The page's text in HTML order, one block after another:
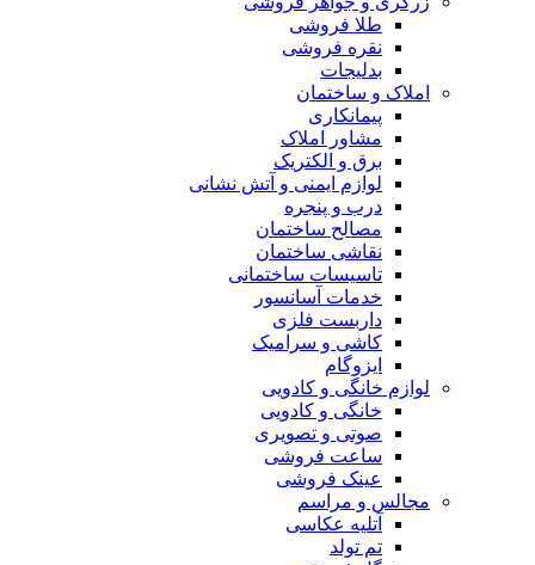
طلا فروشی
نقره فروشی
بدلیجات
املاک و ساختمان
پیمانکاری
مشاور املاک
برق و الکتریک
لوازم ایمنی و آتش نشانی
درب و پنجره
مصالح ساختمان
نقاشی ساختمان
تاسیسات ساختمانی
خدمات آسانسور
داربست فلزی
کاشی و سرامیک
ایزوگام
لوازم خانگی و کادویی
خانگی و کادویی
صوتی و تصویری
ساعت فروشی
عینک فروشی
مجالس و مراسم
آتلیه عکاسی
تم تولد